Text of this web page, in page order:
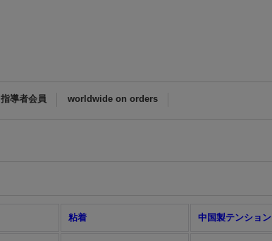
指導者会員 worldwide on orders
粘着 中国製テンション